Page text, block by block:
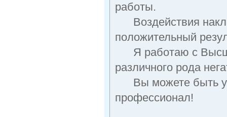
работы.
Воздействия
положительный
Я работаю с
различного рода
Вы можете быть
профессионал!